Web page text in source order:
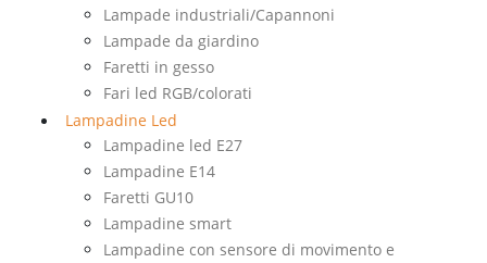
Lampade industriali/Capannoni
Lampade da giardino
Faretti in gesso
Fari led RGB/colorati
Lampadine Led
Lampadine led E27
Lampadine E14
Faretti GU10
Lampadine smart
Lampadine con sensore di movimento e